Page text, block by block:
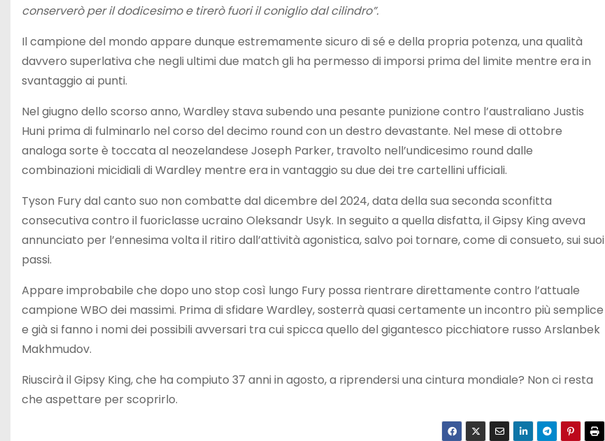
conserverò per il dodicesimo e tirerò fuori il coniglio dal cilindro”.
Il campione del mondo appare dunque estremamente sicuro di sé e della propria potenza, una qualità
davvero superlativa che negli ultimi due match gli ha permesso di imporsi prima del limite mentre era in
svantaggio ai punti.
Nel giugno dello scorso anno, Wardley stava subendo una pesante punizione contro l’australiano Justis
Huni prima di fulminarlo nel corso del decimo round con un destro devastante. Nel mese di ottobre
analoga sorte è toccata al neozelandese Joseph Parker, travolto nell’undicesimo round dalle
combinazioni micidiali di Wardley mentre era in vantaggio su due dei tre cartellini ufficiali.
Tyson Fury dal canto suo non combatte dal dicembre del 2024, data della sua seconda sconfitta
consecutiva contro il fuoriclasse ucraino Oleksandr Usyk. In seguito a quella disfatta, il Gipsy King aveva
annunciato per l’ennesima volta il ritiro dall’attività agonistica, salvo poi tornare, come di consueto, sui suoi
passi.
Appare improbabile che dopo uno stop così lungo Fury possa rientrare direttamente contro l’attuale
campione WBO dei massimi. Prima di sfidare Wardley, sosterrà quasi certamente un incontro più semplice
e già si fanno i nomi dei possibili avversari tra cui spicca quello del gigantesco picchiatore russo Arslanbek
Makhmudov.
Riuscirà il Gipsy King, che ha compiuto 37 anni in agosto, a riprendersi una cintura mondiale? Non ci resta
che aspettare per scoprirlo.